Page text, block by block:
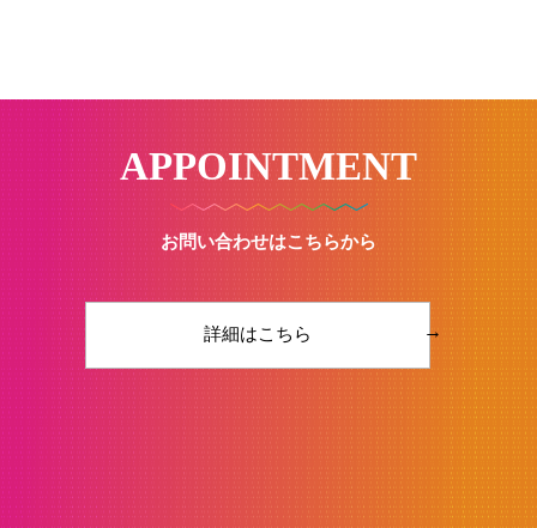
APPOINTMENT
お問い合わせはこちらから
詳細はこちら →